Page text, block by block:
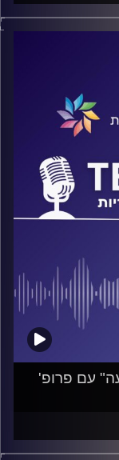
רייכמן
עם ד"ר
עם פרופ'
רייכמן